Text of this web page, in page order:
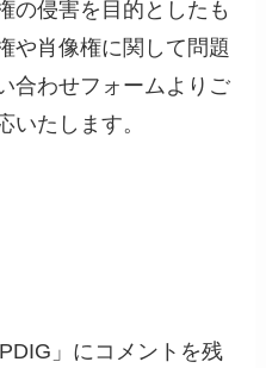
の侵害を目的としたも
や肖像権に関して問題
合わせフォームよりご
いたします。
」にコメントを残